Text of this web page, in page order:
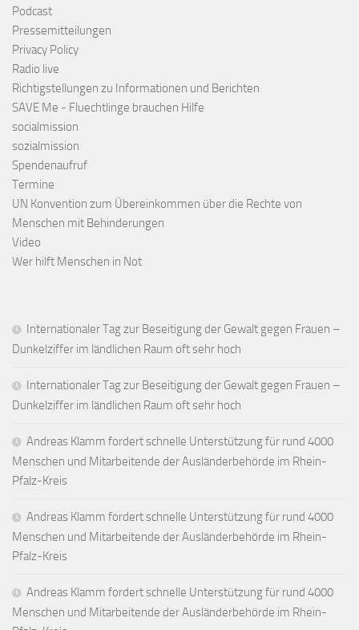
Podcast
Pressemitteilungen
Privacy Policy
Radio live
Richtigstellungen zu Informationen und Berichten
SAVE Me - Fluechtlinge brauchen Hilfe
socialmission
sozialmission
Spendenaufruf
Termine
UN Konvention zum Übereinkommen über die Rechte von
Menschen mit Behinderungen
Video
Wer hilft Menschen in Not
Internationaler Tag zur Beseitigung der Gewalt gegen Frauen –
Dunkelziffer im ländlichen Raum oft sehr hoch
Internationaler Tag zur Beseitigung der Gewalt gegen Frauen –
Dunkelziffer im ländlichen Raum oft sehr hoch
Andreas Klamm fordert schnelle Unterstützung für rund 4000
Menschen und Mitarbeitende der Ausländerbehörde im Rhein-
Pfalz-Kreis
Andreas Klamm fordert schnelle Unterstützung für rund 4000
Menschen und Mitarbeitende der Ausländerbehörde im Rhein-
Pfalz-Kreis
Andreas Klamm fordert schnelle Unterstützung für rund 4000
Menschen und Mitarbeitende der Ausländerbehörde im Rhein-